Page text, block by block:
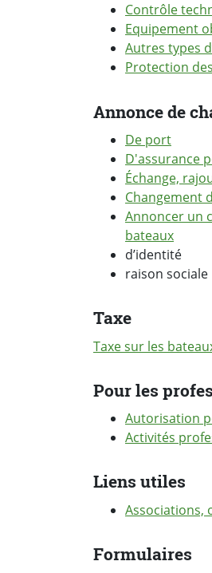
Contrôle
Equipement
Autres types
Protection
Annonce de
De port
D'assurance
Échange,
Changement
Annoncer un
bateaux
d’identité
raison sociale
Taxe
Taxe sur les
Pour les
Autorisation
Activités
Liens utiles
Associations,
Formulaires